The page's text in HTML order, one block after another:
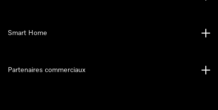
Smart Home
Partenaires commerciaux